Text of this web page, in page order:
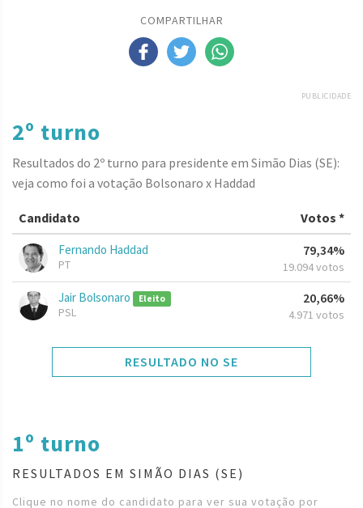
COMPARTILHAR
PUBLICIDADE
2º turno
Resultados do 2º turno para presidente em Simão Dias (SE):
veja como foi a votação Bolsonaro x Haddad
Candidato Votos *
Fernando Haddad
PT
79,34%
19.094 votos
Jair Bolsonaro Eleito
PSL
20,66%
4.971 votos
RESULTADO NO SE
1º turno
RESULTADOS EM SIMÃO DIAS (SE)
Clique no nome do candidato para ver sua votação por